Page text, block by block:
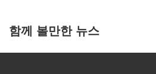
함께 볼만한 뉴스